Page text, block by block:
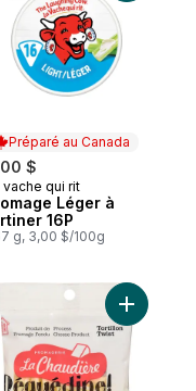
Préparé au Canada
$
au Canada
vache qui rit
Léger à
16P
g, 3,00 $/100g
suisse crémeux léger
Ajouter